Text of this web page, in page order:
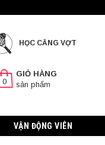
HỌC CĂNG VỢT
0
GIỎ HÀNG
sản phẩm
VẬN ĐỘNG VIÊN